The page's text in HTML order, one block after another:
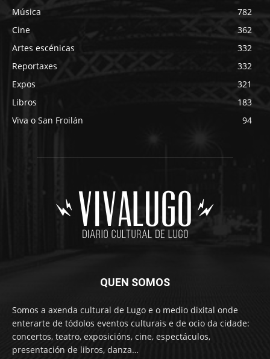
Música
782
Cine
362
Artes escénicas
332
Reportaxes
332
Expos
321
Libros
183
Viva o San Froilán
94
QUEN SOMOS
Somos a axenda cultural de Lugo e o medio dixital onde
enterarte de tódolos eventos culturais e de ocio da cidade:
concertos, teatro, exposicións, cine, espectáculos,
presentación de libros, danza…